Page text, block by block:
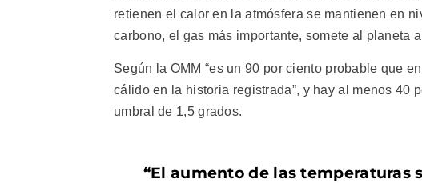
retienen el calor en la atmósfera se mantienen en
carbono, el gas más importante, somete al planeta
Según la OMM “es un 90 por ciento probable que
cálido en la historia registrada”, y hay al menos 40
umbral de 1,5 grados.
“El aumento de las temperaturas